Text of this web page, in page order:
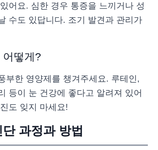
어요. 심한 경우 통증을 느끼거나 성
수도 있답니다. 조기 발견과 관리가
어떻게?
부한 영양제를 챙겨주세요. 루테인,
등이 눈 건강에 좋다고 알려져 있어
도 잊지 마세요!
과정과 방법